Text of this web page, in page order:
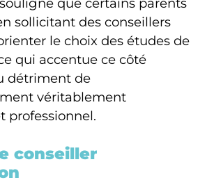
sollicitant des conseillers
le choix des études de
qui accentue ce côté
détriment de
véritablement
professionnel.
conseiller